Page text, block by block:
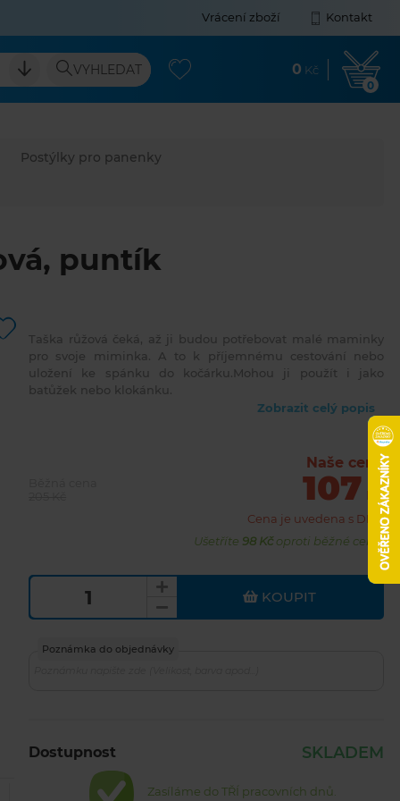
Vrácení zboží Kontakt
VYHLEDAT 0 Kč
0
Postýlky pro panenky
puntík
Taška růžová čeká, až ji budou potřebovat malé maminky
pro svoje miminka. A to k příjemnému cestování nebo
uložení ke spánku do kočárku.Mohou ji použít i jako
batůžek nebo klokánku.
Zobrazit celý popis
Naše cena
107 Kč
Cena je uvedena s DPH
Ušetříte 98 Kčoproti běžné ceně.
KOUPIT
Poznámka do objednávky
Dostupnost SKLADEM
Zasíláme do TŘÍ pracovních dnů.